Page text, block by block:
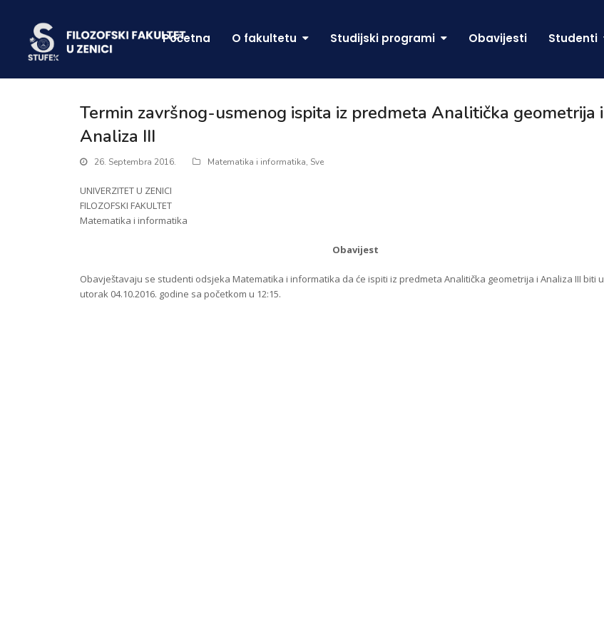
Početna O fakultetu Studijski programi Obavijesti Studenti
Termin završnog-usmenog ispita iz predmeta Analitička geometrija i
Analiza III
26. Septembra 2016. Matematika i informatika, Sve
UNIVERZITET U ZENICI
FILOZOFSKI FAKULTET
Matematika i informatika
Obavijest
Obavještavaju se studenti odsjeka Matematika i informatika da će ispiti iz predmeta Analitička geometrija i Analiza III biti u
utorak 04.10.2016. godine sa početkom u 12:15.